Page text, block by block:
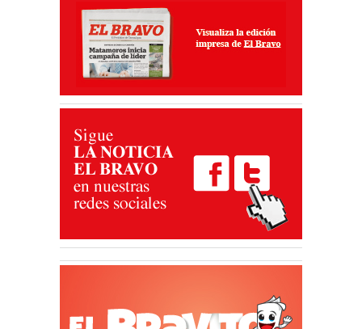
afirma que generan molestias
06 Ago 2026